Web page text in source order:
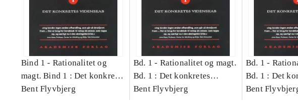
Bind 1 - Rationalitet og
magt. Bind 1 : Det konkretes
videnskab
Bent Flyvbjerg
Bd. 1 - Rationalitet og magt.
Bd. 1 : Det konkretes
videnskab
Bent Flyvbjerg
Bd. 1 -
Bd. 1 : Det
videnskab
Bent